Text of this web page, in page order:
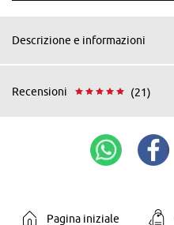
Descrizione e informazioni
Recensioni (21)
Pagina iniziale